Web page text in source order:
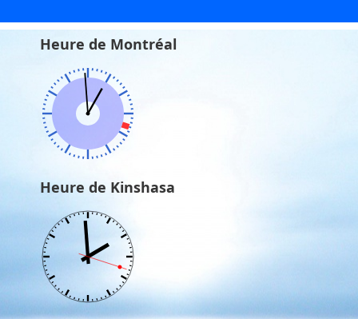
Heure de Montréal
Heure de Kinshasa